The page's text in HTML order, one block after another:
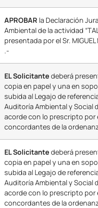
APROBAR la Declaración
Ambiental de la actividad
presentada por el Sr. MIGUEL
.-
EL Solicitante deberá
copia en papel y una en
subida al Legajo de
Auditoría Ambiental y Social
acorde con lo prescripto por
concordantes de la
EL Solicitante deberá
copia en papel y una en
subida al Legajo de
Auditoría Ambiental y Social
acorde con lo prescripto por
concordantes de la